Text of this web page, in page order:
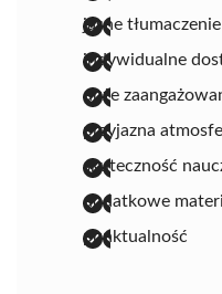
jasne tłumaczenie
indywidualne
duże
przyjazna
skuteczność
dodatkowe
punktualność